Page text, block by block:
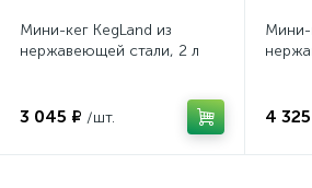
Мини-кег KegLand из
нержавеющей стали, 2 л
3 045 ₽ /шт.
Мини-
4